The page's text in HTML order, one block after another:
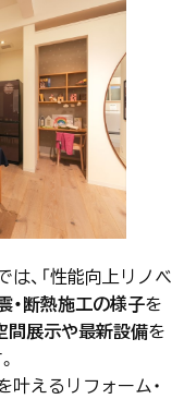
は、「性能向上リノベ
・断熱施工の様子を
間展示や最新設備を
叶えるリフォーム・